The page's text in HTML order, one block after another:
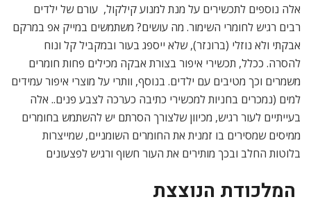
אלה נוספים לתכשירים על מנת למנוע קילקול, עורם של ילדים
רבים רגיש לחומרי השימור. מה עושים? משתמשים במייק אפ במרקם
אבקתי ולא נוזלי (ברונזר), שלא ייספג בעור ובמקביל קל ונוח
להסרה. ככלל, תכשירי איפור בצורת אבקה מכילים פחות חומרים
משמרים וכך מטיבים עם ילדים. בנוסף, וותרי על מוצרי איפור עמידים
למים (נמכרים בחניות למכשירי כתיבה כערכה לצבע פנים.. אלה
בעייתיים לעור רגיש, מכיוון שלצורך הסרתם יש להשתמש בחומרים
ממיסים שמסירים בו זמנית את החומרים השומניים, שמייצרות
בלוטות החלב ובכך מותירים את העור חשוף ורגיש לפצעונים
המלכודת הנוצצת